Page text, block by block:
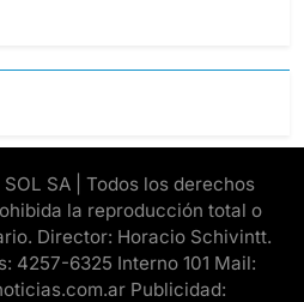
SA | Todos los derechos
la reproducción total o
Director: Horacio Schivintt.
4257-6325 Interno 101 Mail:
Publicidad: